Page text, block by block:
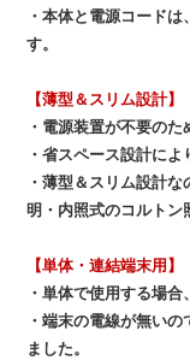
・本体と電源コード
す。
【薄型＆スリム設計】
・電源装置が不要のた
・省スペース設計に
・薄型＆スリム設計
明・内照式のコルトン
【単体・連結端末用】
・単体で使用する場
・端末の電線が無い
ました。